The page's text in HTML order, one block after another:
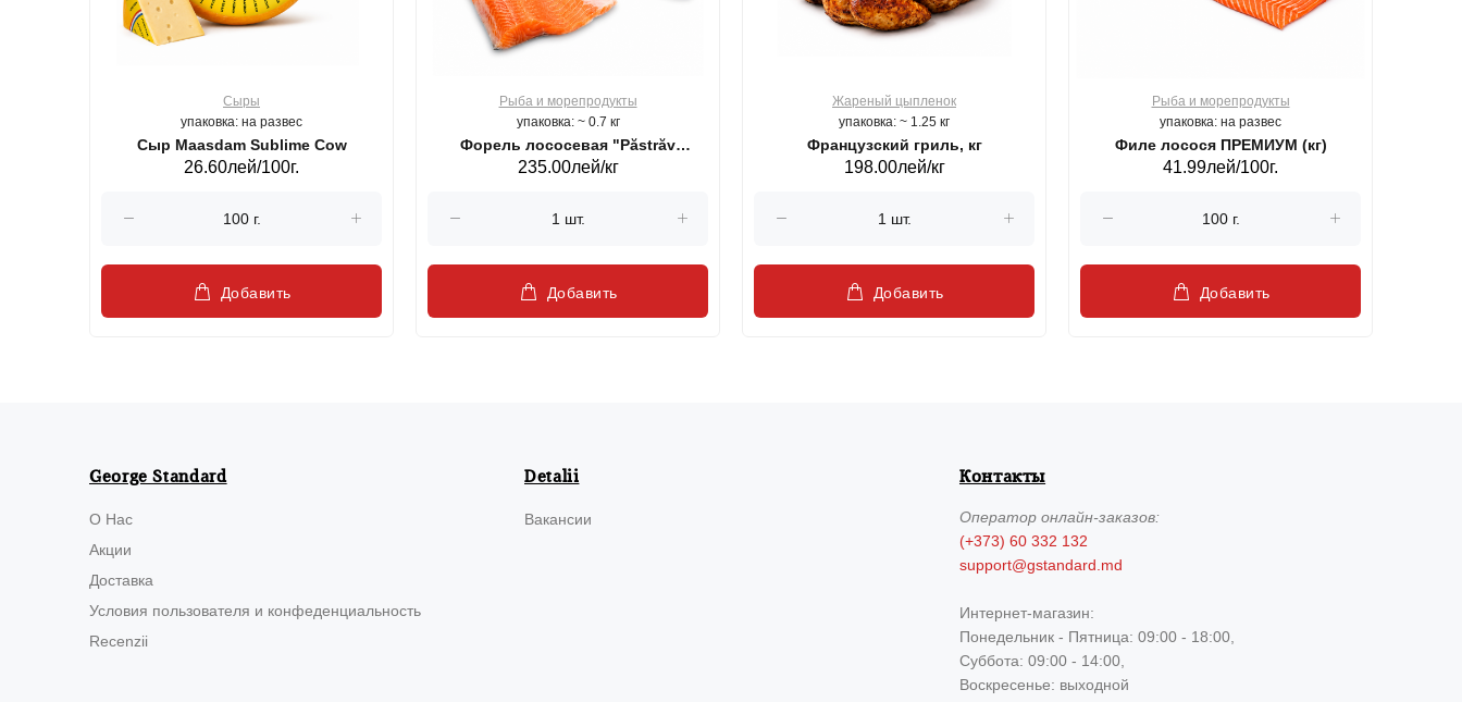
Сыры
упаковка: на развес
Сыр Maasdam Sublime Cow
26.60лей/100г.
Добавить
Рыба и морепродукты
упаковка: ~ 0.7 кг
Форель лососевая "Păstrăv
Moldovenesc"
235.00лей/кг
Добавить
Жареный цыпленок
упаковка: ~ 1.25 кг
Французский гриль, кг
198.00лей/кг
Добавить
Рыба и морепродукты
упаковка: на развес
Филе лосося ПРЕМИУМ (кг)
41.99лей/100г.
Добавить
George Standard
О Нас
Акции
Доставка
Условия пользователя и конфеденциальность
Recenzii
Detalii
Вакансии
Контакты
Операторонлайн-заказов:
(+373) 60 332 132
support@gstandard.md
Интернет-магазин:
Понедельник - Пятница: 09:00 - 18:00,
Суббота: 09:00 - 14:00,
Воскресенье: выходной